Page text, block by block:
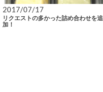
2017/07/17
リクエストの多かった詰め合わせを追
加！